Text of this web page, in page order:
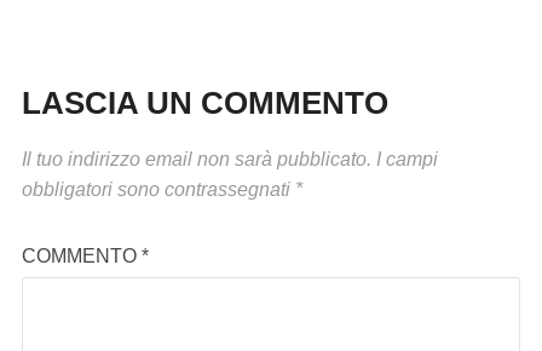
LASCIA UN COMMENTO
Il tuo indirizzo email non sarà pubblicato. I campi
obbligatori sono contrassegnati *
COMMENTO *